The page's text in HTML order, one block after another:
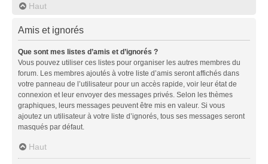
Haut
Amis et ignorés
Que sont mes listes d’amis et d’ignorés ?
Vous pouvez utiliser ces listes pour organiser les autres membres du
forum. Les membres ajoutés à votre liste d’amis seront affichés dans
votre panneau de l’utilisateur pour un accès rapide, voir leur état de
connexion et leur envoyer des messages privés. Selon les thèmes
graphiques, leurs messages peuvent être mis en valeur. Si vous
ajoutez un utilisateur à votre liste d’ignorés, tous ses messages seront
masqués par défaut.
Haut